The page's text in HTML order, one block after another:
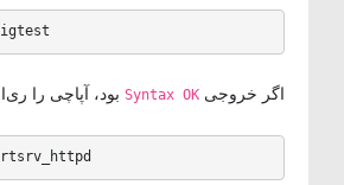
اگر خروجیSyntax OKبود، آپاچی را